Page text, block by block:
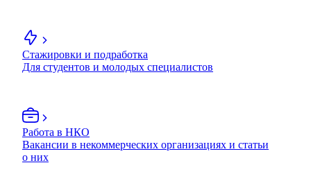
Стажировки и подработка
Для студентов и молодых специалистов
Работа в НКО
Вакансии в некоммерческих организациях и статьи
о них